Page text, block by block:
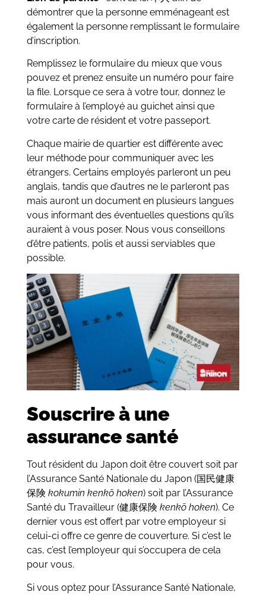
démontrer que la personne emménageant est
également la personne remplissant le formulaire
d’inscription.
Remplissez le formulaire du mieux que vous
pouvez et prenez ensuite un numéro pour faire
la file. Lorsque ce sera à votre tour, donnez le
formulaire à l’employé au guichet ainsi que
votre carte de résident et votre passeport.
Chaque mairie de quartier est différente avec
leur méthode pour communiquer avec les
étrangers. Certains employés parleront un peu
anglais, tandis que d’autres ne le parleront pas
mais auront un document en plusieurs langues
vous informant des éventuelles questions qu’ils
auraient à vous poser. Nous vous conseillons
d’être patients, polis et aussi serviables que
possible.
Souscrire à une
assurance santé
Tout résident du Japon doit être couvert soit par
l’Assurance Santé Nationale du Japon (国民健康
保険 kokumin kenkō hoken) soit par l’Assurance
Santé du Travailleur (健康保険 kenkō hoken). Ce
dernier vous est offert par votre employeur si
celui-ci offre ce genre de couverture. Si c’est le
cas, c’est l’employeur qui s’occupera de cela
pour vous.
Si vous optez pour l’Assurance Santé Nationale,